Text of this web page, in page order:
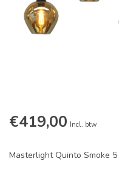
€419,00 Incl. btw
Masterlight Quinto Smoke 5